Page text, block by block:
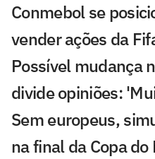
Conmebol se
vender ações da
Possível mudança
divide opiniões:
Sem europeus,
na final da Copa